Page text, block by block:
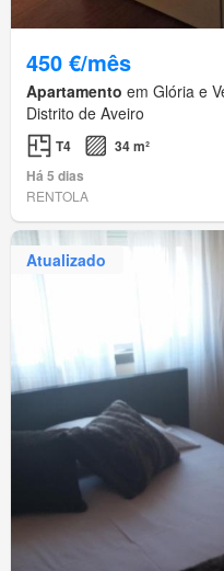
450 €/mês
Apartamento em Glória e
Distrito de Aveiro
T4
34 m²
Há 5 dias
RENTOLA
Atualizado